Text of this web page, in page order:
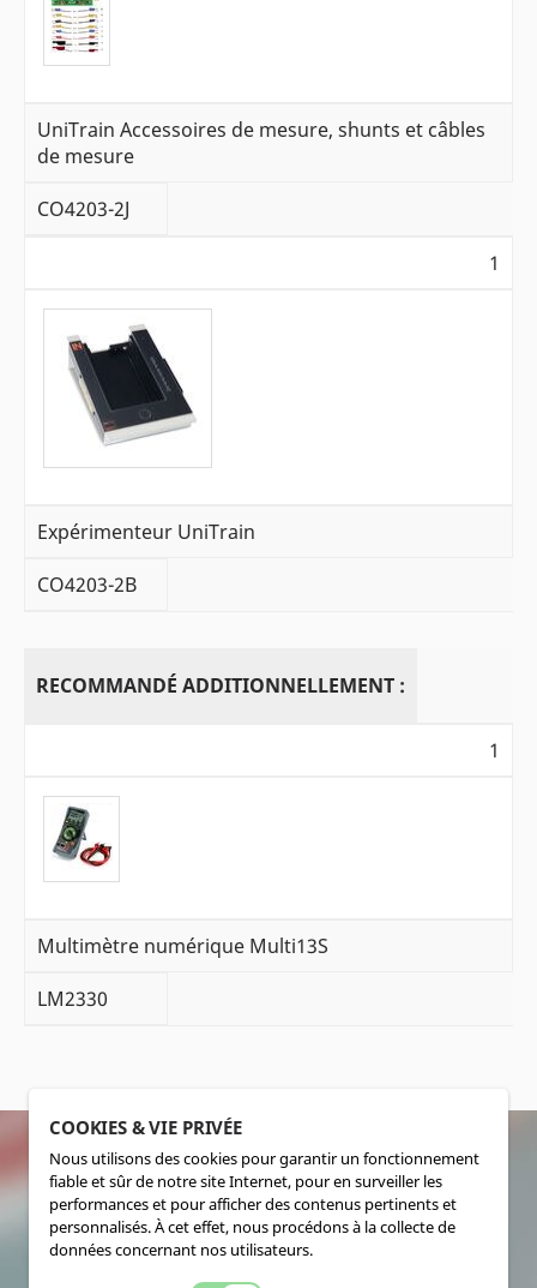
UniTrain Accessoires de mesure, shunts et câbles
de mesure
CO4203-2J
1
Expérimenteur UniTrain
CO4203-2B
RECOMMANDÉ ADDITIONNELLEMENT :
1
Multimètre numérique Multi13S
LM2330
SOCIALMEDIA
COOKIES & VIE PRIVÉE
Nous utilisons des cookies pour garantir un fonctionnement
fiable et sûr de notre site Internet, pour en surveiller les
performances et pour afficher des contenus pertinents et
personnalisés. À cet effet, nous procédons à la collecte de
données concernant nos utilisateurs.